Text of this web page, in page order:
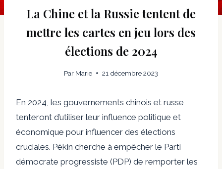
La Chine et la Russie tentent de
mettre les cartes en jeu lors des
élections de 2024
Par Marie 21 décembre 2023
En 2024, les gouvernements chinois et russe
tenteront d’utiliser leur influence politique et
économique pour influencer des élections
cruciales. Pékin cherche à empêcher le Parti
démocrate progressiste (PDP) de remporter les